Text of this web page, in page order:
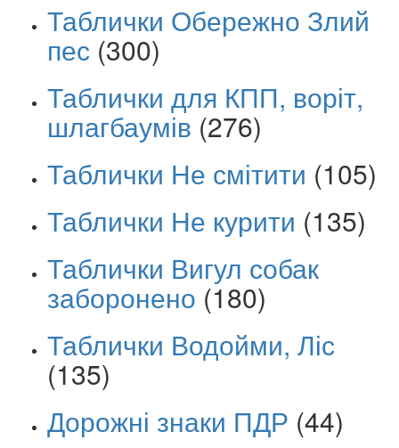
Таблички Обережно Злий
пес (300)
Таблички для КПП, воріт,
шлагбаумів (276)
Таблички Не смітити (105)
Таблички Не курити (135)
Таблички Вигул собак
заборонено (180)
Таблички Водойми, Ліс
(135)
Дорожні знаки ПДР (44)